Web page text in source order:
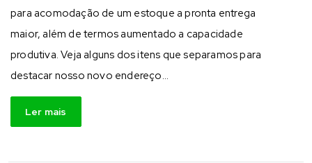
para acomodação de um estoque a pronta entrega
maior, além de termos aumentado a capacidade
produtiva. Veja alguns dos itens que separamos para
destacar nosso novo endereço…
Ler mais